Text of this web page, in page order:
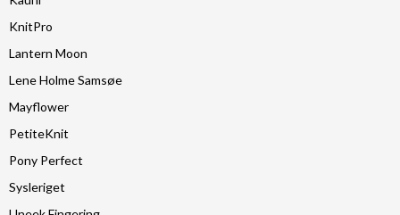
KnitPro
Lantern Moon
Lene Holme Samsøe
Mayflower
PetiteKnit
Pony Perfect
Sysleriget